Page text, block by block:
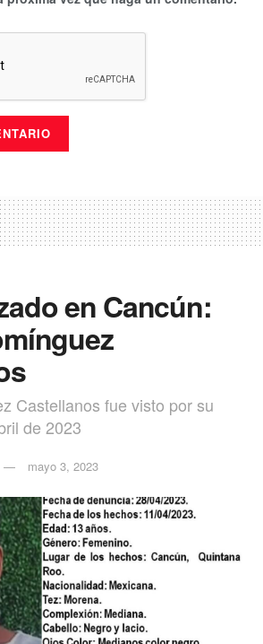
en Cancún:
Castellanos fue visto por su
de 2023
mayo 3, 2023